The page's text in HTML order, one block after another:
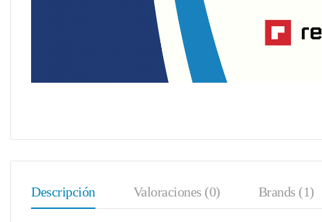
Descripción Valoraciones (0) Brands (1)